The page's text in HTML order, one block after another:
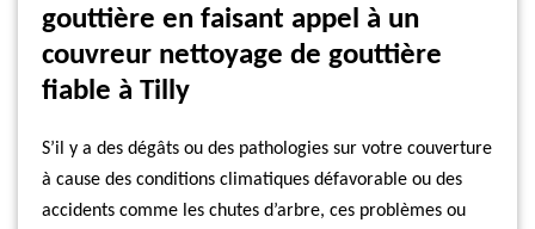
gouttière en faisant appel à un
couvreur nettoyage de gouttière
fiable à Tilly
S’il y a des dégâts ou des pathologies sur votre couverture
à cause des conditions climatiques défavorable ou des
accidents comme les chutes d’arbre, ces problèmes ou